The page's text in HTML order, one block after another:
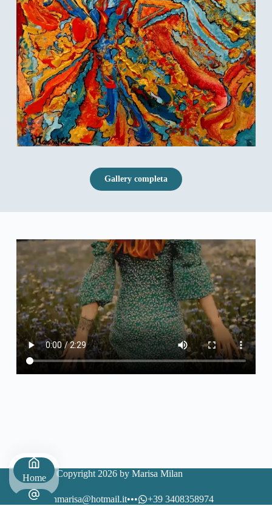
Gallery completa
Copyright 2026 by Marisa Milan
milanmarisa@hotmail.it••• +39 3408358974
Home